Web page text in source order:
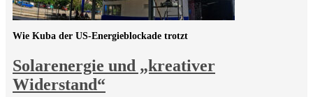
Solarenergie und „kreativer
Widerstand“
Wie Kuba der US-Energieblockade trotzt